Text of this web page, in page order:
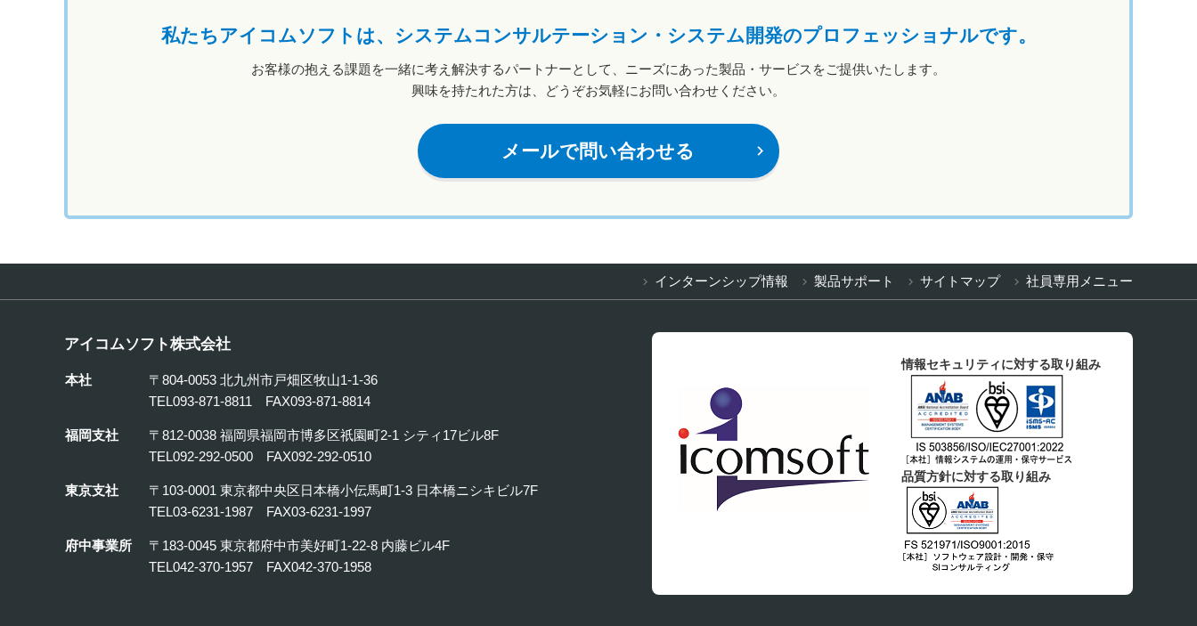
私たちアイコムソフトは、システムコンサルテーション・システム開発のプロフェッショナルです。
お客様の抱える課題を一緒に考え解決するパートナーとして、ニーズにあった製品・サービスをご提供いたします。
興味を持たれた方は、どうぞお気軽にお問い合わせください。
メールで問い合わせる navigate_next
インターンシップ情報 製品サポート サイトマップ 社員専用メニュー
アイコムソフト株式会社
本社
〒804-0053 北九州市戸畑区牧山1-1-36
TEL093-871-8811 FAX093-871-8814
福岡支社
〒812-0038 福岡県福岡市博多区祇園町2-1 シティ17ビル8F
TEL092-292-0500 FAX092-292-0510
東京支社
〒103-0001 東京都中央区日本橋小伝馬町1-3 日本橋ニシキビル7F
TEL03-6231-1987 FAX03-6231-1997
府中事業所
〒183-0045 東京都府中市美好町1-22-8 内藤ビル4F
TEL042-370-1957 FAX042-370-1958
情報セキュリティに対する取り組み
品質方針に対する取り組み